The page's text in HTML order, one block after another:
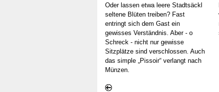
Oder lassen etwa leere Stadtsäckl
seltene Blüten treiben? Fast
entringt sich dem Gast ein
gewisses Verständnis. Aber - o
Schreck - nicht nur gewisse
Sitzplätze sind verschlossen. Auch
das simple „Pissoir“ verlangt nach
Münzen.